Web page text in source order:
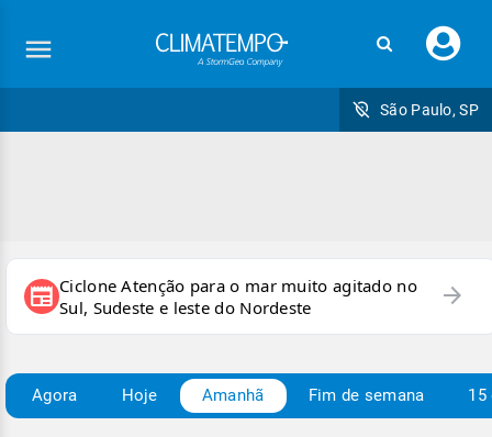
seu
São Paulo, SP
newspaper Ciclone Atenção para o mar muito agitado no
Sul, Sudeste e leste do Nordeste
arrow_forward
Agora Hoje Amanhã Fim de semana 15